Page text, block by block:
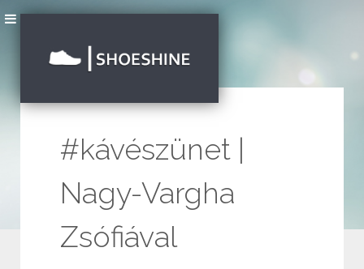
#kávészünet |
Nagy-Vargha
Zsófiával